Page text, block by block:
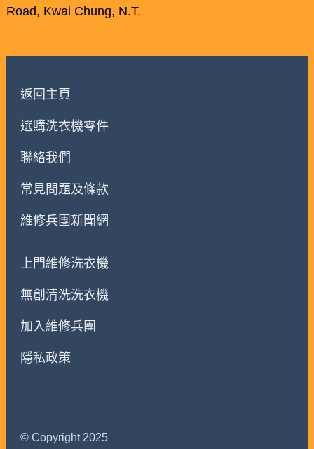
Road, Kwai Chung, N.T.
返回主頁
選購洗衣機零件
聯絡我們
常見問題及條款
維修兵團新聞網
上門維修洗衣機
無創清洗洗衣機
加入維修兵團
隱私政策
© Copyright 2025